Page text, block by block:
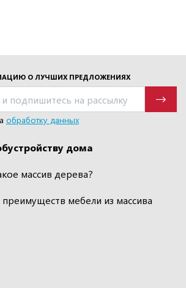
О ЛУЧШИХ ПРЕДЛОЖЕНИЯХ
обработку данных
дома
массив дерева?
преимуществ мебели из массива